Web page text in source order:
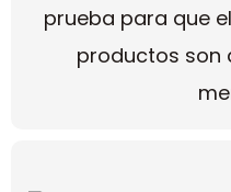
prueba para que
productos son